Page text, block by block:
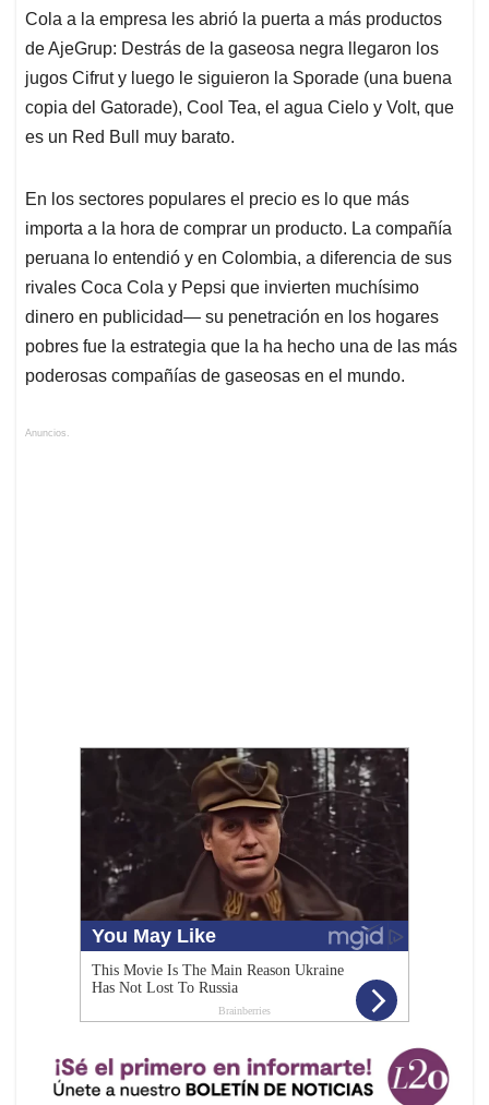
Cola a la empresa les abrió la puerta a más productos
de AjeGrup: Destrás de la gaseosa negra llegaron los
jugos Cifrut y luego le siguieron la Sporade (una buena
copia del Gatorade), Cool Tea, el agua Cielo y Volt, que
es un Red Bull muy barato.
En los sectores populares el precio es lo que más
importa a la hora de comprar un producto. La compañía
peruana lo entendió y en Colombia, a diferencia de sus
rivales Coca Cola y Pepsi que invierten muchísimo
dinero en publicidad— su penetración en los hogares
pobres fue la estrategia que la ha hecho una de las más
poderosas compañías de gaseosas en el mundo.
Anuncios.